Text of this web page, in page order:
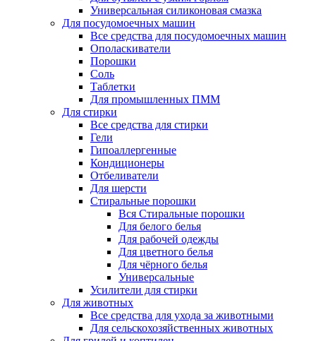
Универсальная силиконовая смазка
Для посудомоечных машин
Все средства для посудомоечных машин
Ополаскиватели
Порошки
Соль
Таблетки
Для промышленных ПММ
Для стирки
Все средства для стирки
Гели
Гипоаллергенные
Кондиционеры
Отбеливатели
Для шерсти
Стиральные порошки
Вся Стиральные порошки
Для белого белья
Для рабочей одежды
Для цветного белья
Для чёрного белья
Универсальные
Усилители для стирки
Для животных
Все средства для ухода за животными
Для сельскохозяйственных животных